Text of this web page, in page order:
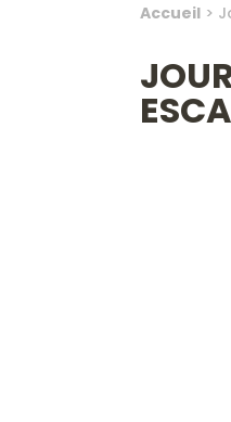
Accueil>